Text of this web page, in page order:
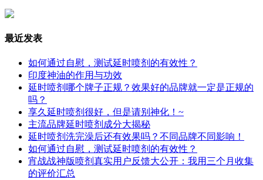
最近发表
如何通过自慰，测试延时喷剂的有效性？
印度神油的作用与功效
延时喷剂哪个牌子正规？效果好的品牌就一定是正规的
吗？
享久延时喷剂很好，但是请别神化！~
主流品牌延时喷剂成分大揭秘
延时喷剂洗完澡后还有效果吗？不同品牌不同影响！
如何通过自慰，测试延时喷剂的有效性？
宵战战神版喷剂真实用户反馈大公开：我用三个月收集
的评价汇总